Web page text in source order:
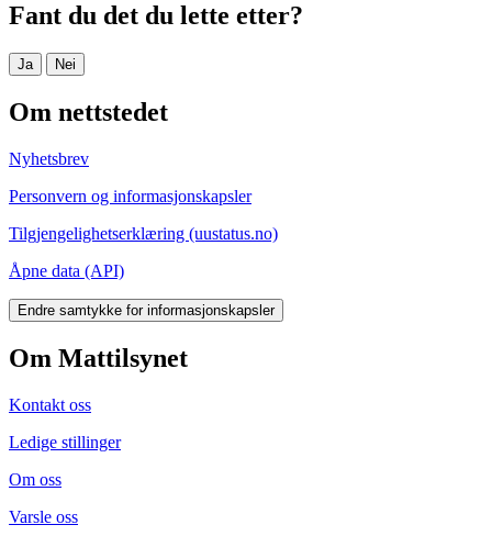
Fant du det du lette etter?
Ja Nei
Om nettstedet
Nyhetsbrev
Personvern og informasjonskapsler
Tilgjengelighetserklæring (uustatus.no)
Åpne data (API)
Endre samtykke for informasjonskapsler
Om Mattilsynet
Kontakt oss
Ledige stillinger
Om oss
Varsle oss